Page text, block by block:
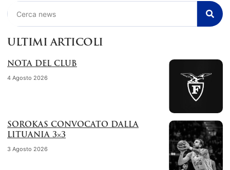
ULTIMI ARTICOLI
NOTA DEL CLUB
4 Agosto 2026
SOROKAS CONVOCATO DALLA
LITUANIA 3×3
3 Agosto 2026